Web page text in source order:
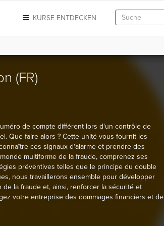
KURSE ENTDECKEN
(FR)
de compte différent lors d'un contrôle de
Que faire alors ? Cette unité vous fournit les
ces signaux d'alarme et prendre des
multiforme de la fraude, comprenez ses
préventives telles que le principe du double
nous travaillerons ensemble pour développer
la fraude et, ainsi, renforcer la sécurité et
votre entreprise des dommages financiers et de